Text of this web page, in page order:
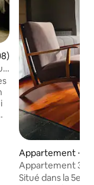
moyenne sur la
Appartement ⋅
Appartement 3,
section
Situé dans la 5e